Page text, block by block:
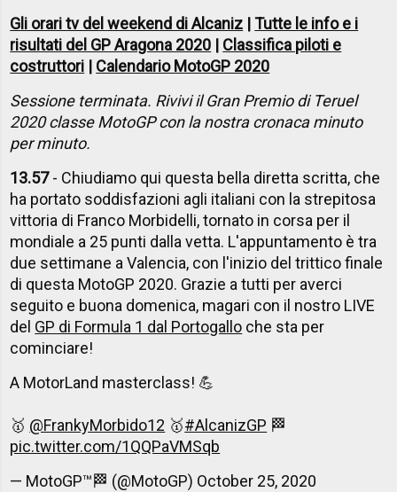
Gli orari tv del weekend di Alcaniz |Tutte le info e i
risultati del GP Aragona 2020 | Classifica piloti e
costruttori | Calendario MotoGP 2020
Sessione terminata. Rivivi il Gran Premio di Teruel
2020 classe MotoGP con la nostra cronaca minuto
per minuto.
13.57- Chiudiamo qui questa bella diretta scritta, che
ha portato soddisfazioni agli italiani con la strepitosa
vittoria di Franco Morbidelli, tornato in corsa per il
mondiale a 25 punti dalla vetta. L'appuntamento è tra
due settimane a Valencia, con l'inizio del trittico finale
di questa MotoGP 2020. Grazie a tutti per averci
seguito e buona domenica, magari con il nostro LIVE
del GP di Formula 1 dal Portogallo che sta per
cominciare!
A MotorLand masterclass! 💪
🥇 @FrankyMorbido12 🥇#AlcanizGP 🏁
pic.twitter.com/1QQPaVMSqb
— MotoGP™🏁 (@MotoGP) October 25, 2020